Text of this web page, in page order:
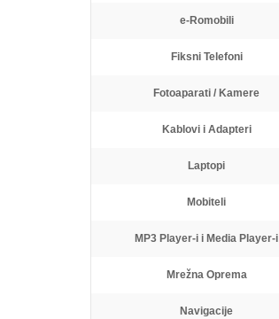
e-Romobili
Fiksni Telefoni
Fotoaparati / Kamere
Kablovi i Adapteri
Laptopi
Mobiteli
MP3 Player-i i Media Player-i
Mrežna Oprema
Navigacije